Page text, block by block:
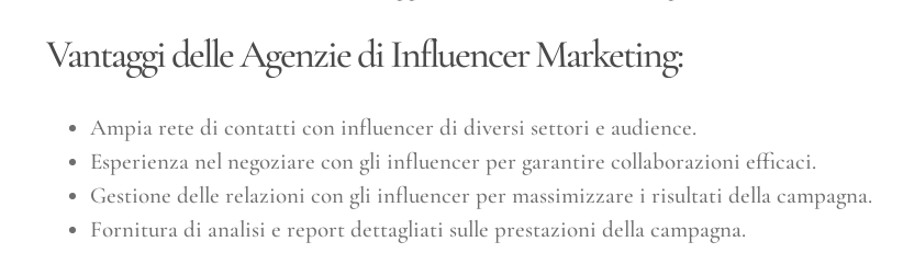
Vantaggi delle Agenzie di Influencer Marketing:
Ampia rete di contatti con influencer di diversi settori e audience.
Esperienza nel negoziare con gli influencer per garantire collaborazioni efficaci.
Gestione delle relazioni con gli influencer per massimizzare i risultati della campagna.
Fornitura di analisi e report dettagliati sulle prestazioni della campagna.